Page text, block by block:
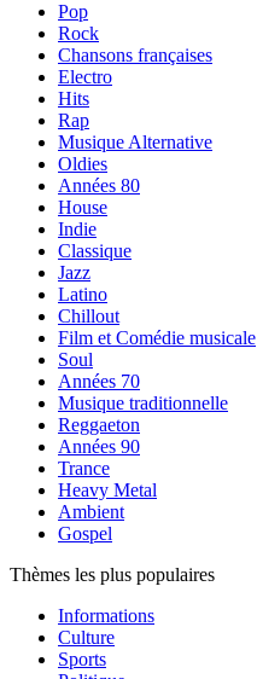
Pop
Rock
Chansons françaises
Electro
Hits
Rap
Musique Alternative
Oldies
Années 80
House
Indie
Classique
Jazz
Latino
Chillout
Film et Comédie musicale
Soul
Années 70
Musique traditionnelle
Reggaeton
Années 90
Trance
Heavy Metal
Ambient
Gospel
Thèmes les plus populaires
Informations
Culture
Sports